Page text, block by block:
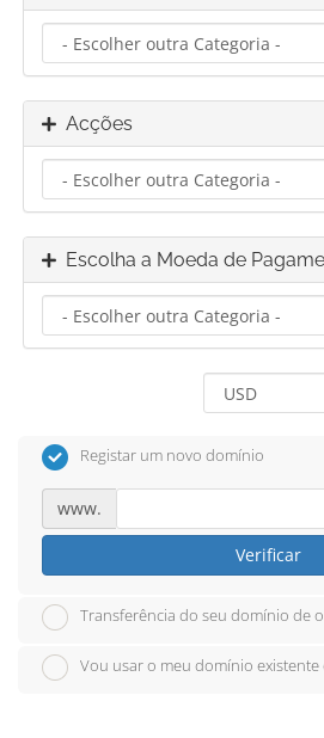
Acções
Escolha a Moeda de
Registar um novo domínio
www.
Verificar
Transferência do seu domínio de
Vou usar o meu domínio existente